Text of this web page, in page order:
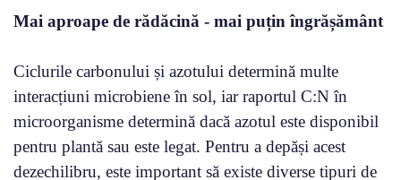
Mai aproape de rădăcină - mai puțin îngrășământ
Ciclurile carbonului și azotului determină multe
interacțiuni microbiene în sol, iar raportul C:N în
microorganisme determină dacă azotul este disponibil
pentru plantă sau este legat. Pentru a depăși acest
dezechilibru, este important să existe diverse tipuri de